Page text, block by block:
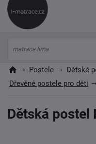
Postele
Dětské
Dřevěné postele pro děti
Dětská postel